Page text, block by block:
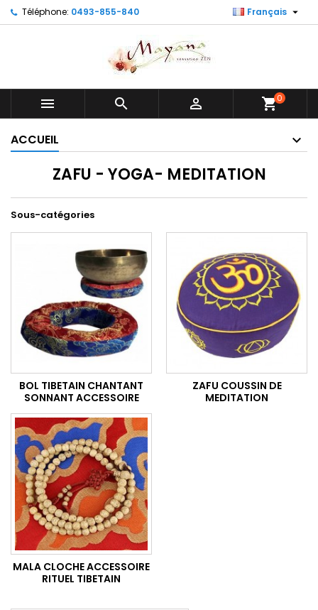
Téléphone: 0493-855-840 Français 
   shopping_cart0
ACCUEIL
ZAFU - YOGA- MEDITATION
Sous-catégories
BOL TIBETAIN CHANTANT
SONNANT ACCESSOIRE
ZAFU COUSSIN DE
MEDITATION
MALA CLOCHE ACCESSOIRE
RITUEL TIBETAIN